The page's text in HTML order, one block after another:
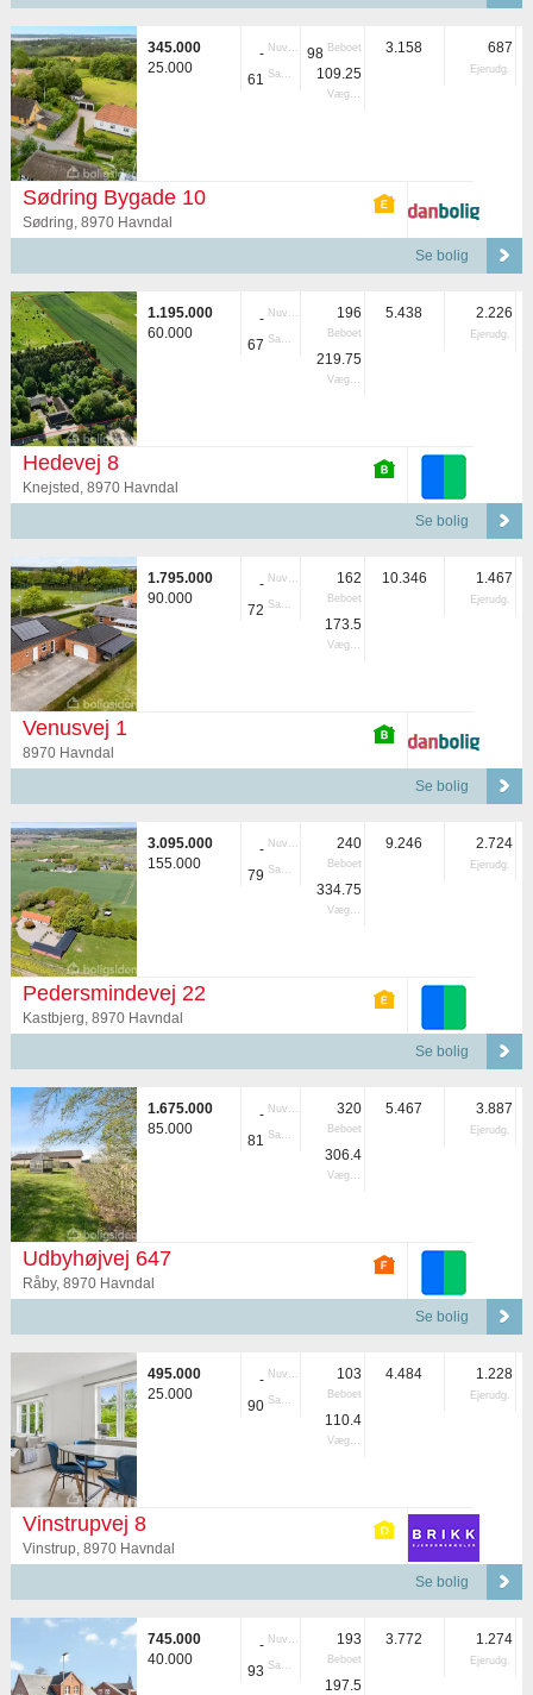
345.000
25.000
- Nuvær.
61 Samlet
98 Beboet
109.25
Vægtet
3.158 687
Ejerudg.
Sødring Bygade 10
Sødring, 8970 Havndal
Se bolig
1.195.000
60.000
- Nuvær.
67 Samlet
196
Beboet
219.75
Vægtet
5.438 2.226
Ejerudg.
Hedevej 8
Knejsted, 8970 Havndal
Se bolig
1.795.000
90.000
- Nuvær.
72 Samlet
162
Beboet
173.5
Vægtet
10.346 1.467
Ejerudg.
Venusvej 1
8970 Havndal
Se bolig
3.095.000
155.000
- Nuvær.
79 Samlet
240
Beboet
334.75
Vægtet
9.246 2.724
Ejerudg.
Pedersmindevej 22
Kastbjerg, 8970 Havndal
Se bolig
1.675.000
85.000
- Nuvær.
81 Samlet
320
Beboet
306.4
Vægtet
5.467 3.887
Ejerudg.
Udbyhøjvej 647
Råby, 8970 Havndal
Se bolig
495.000
25.000
- Nuvær.
90 Samlet
103
Beboet
110.4
Vægtet
4.484 1.228
Ejerudg.
Vinstrupvej 8
Vinstrup, 8970 Havndal
Se bolig
745.000
40.000
- Nuvær.
93 Samlet
193
Beboet
197.5
3.772 1.274
Ejerudg.